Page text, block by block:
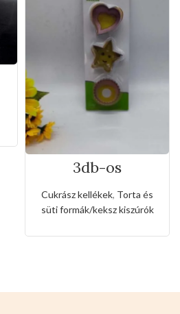
3db-os
rozsdamentes
kiszúró készlet
szív,csillag és
kerek alakkal
Cukrász kellékek, Torta és
süti formák/keksz kiszúrók